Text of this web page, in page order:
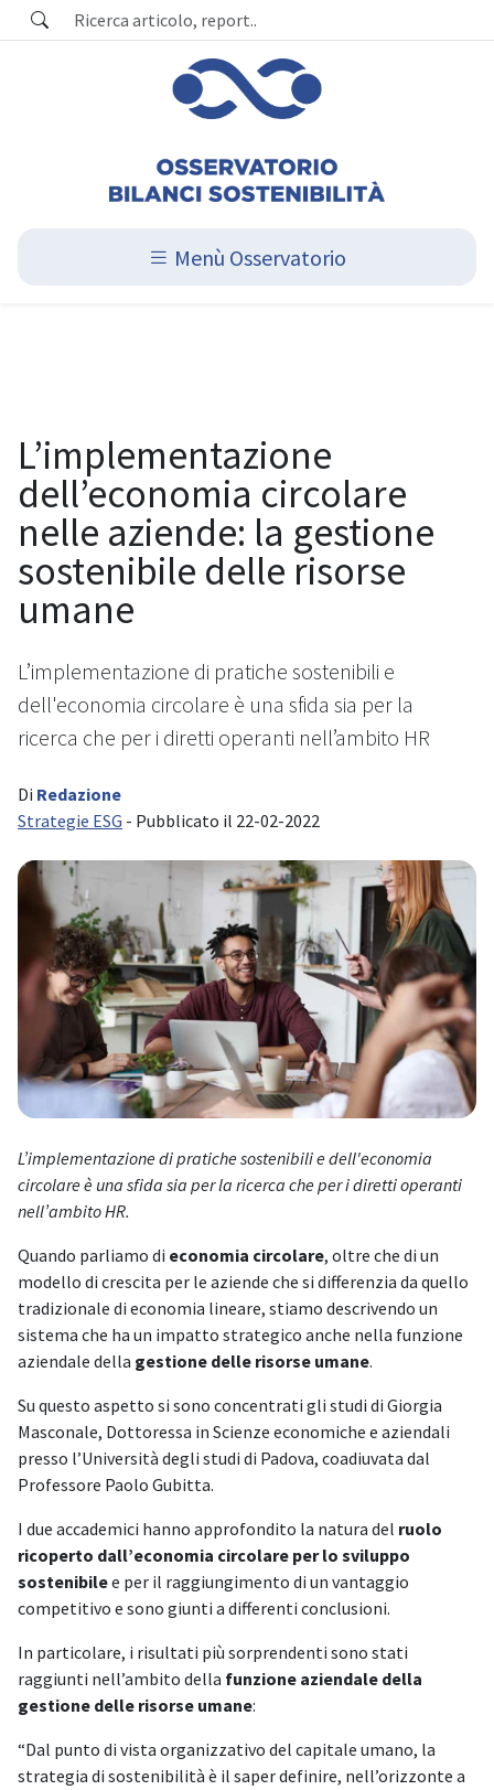
Menù Osservatorio
L’implementazione
dell’economia circolare
nelle aziende: la gestione
sostenibile delle risorse
umane
L’implementazione di pratiche sostenibili e
dell'economia circolare è una sfida sia per la
ricerca che per i diretti operanti nell’ambito HR
Di Redazione
Strategie ESG - Pubblicato il 22-02-2022
L’implementazione di pratiche sostenibili e dell'economia
circolare è una sfida sia per la ricerca che per i diretti operanti
nell’ambito HR.
Quando parliamo di economia circolare, oltre che di un
modello di crescita per le aziende che si differenzia da quello
tradizionale di economia lineare, stiamo descrivendo un
sistema che ha un impatto strategico anche nella funzione
aziendale della gestione delle risorse umane.
Su questo aspetto si sono concentrati gli studi di Giorgia
Masconale, Dottoressa in Scienze economiche e aziendali
presso l’Università degli studi di Padova, coadiuvata dal
Professore Paolo Gubitta.
I due accademici hanno approfondito la natura del ruolo
ricoperto dall’economia circolare per lo sviluppo
sostenibilee per il raggiungimento di un vantaggio
competitivo e sono giunti a differenti conclusioni.
In particolare, i risultati più sorprendenti sono stati
raggiunti nell’ambito della funzione aziendale della
gestione delle risorse umane:
“Dal punto di vista organizzativo del capitale umano, la
strategia di sostenibilità è il saper definire, nell’orizzonte a